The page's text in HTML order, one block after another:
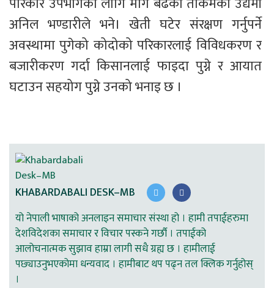
अनिल भण्डारीले भने। खेती घटेर संरक्षण गर्नुपर्ने
अवस्थामा पुगेको कोदोको परिकारलाई विविधकरण र
बजारीकरण गर्दा किसानलाई फाइदा पुग्ने र आयात
घटाउन सहयोग पुग्ने उनको भनाइ छ ।
KHABARDABALI DESK–MB
यो नेपाली भाषाको अनलाइन समाचार संस्था हो । हामी तपाईहरुमा
देशविदेशका समाचार र विचार पस्कने गर्छौ । तपाईको
आलोचनात्मक सुझाव हाम्रा लागी सधै ग्रह्य छ । हामीलाई
पछ्याउनुभएकोमा धन्यवाद । हामीबाट थप पढ्न तल क्लिक गर्नुहोस्
।